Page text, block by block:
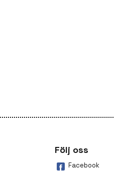
Följ oss
Facebook